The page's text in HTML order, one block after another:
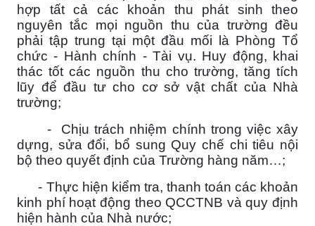
hợp tất cả các khoản thu phát sinh theo
nguyên tắc mọi nguồn thu của trường đều
phải tập trung tại một đầu mối là Phòng Tổ
chức - Hành chính - Tài vụ. Huy động, khai
thác tốt các nguồn thu cho trường, tăng tích
lũy để đầu tư cho cơ sở vật chất của Nhà
trường;
- Chịu trách nhiệm chính trong việc xây
dựng, sửa đổi, bổ sung Quy chế chi tiêu nội
bộ theo quyết định của Trường hàng năm…;
- Thực hiện kiểm tra, thanh toán các khoản
kinh phí hoạt động theo QCCTNB và quy định
hiện hành của Nhà nước;